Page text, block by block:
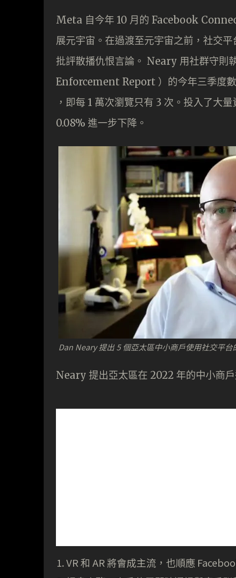
Meta 自今年 10 月的 Facebook
展元宇宙。在過渡至元宇宙之前，社交
批評散播仇恨言論。 Neary 用社群守
Enforcement Report ）的今年三季度
，即每 1 萬次瀏覽只有 3 次。投入了大
0.08% 進一步下降。
Dan Neary 提出 5 個亞太區中小商戶使用社交平台
Neary 提出亞太區在 2022 年的中小商戶
VR 和 AR 將會成主流，也順應